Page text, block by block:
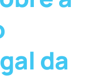
da